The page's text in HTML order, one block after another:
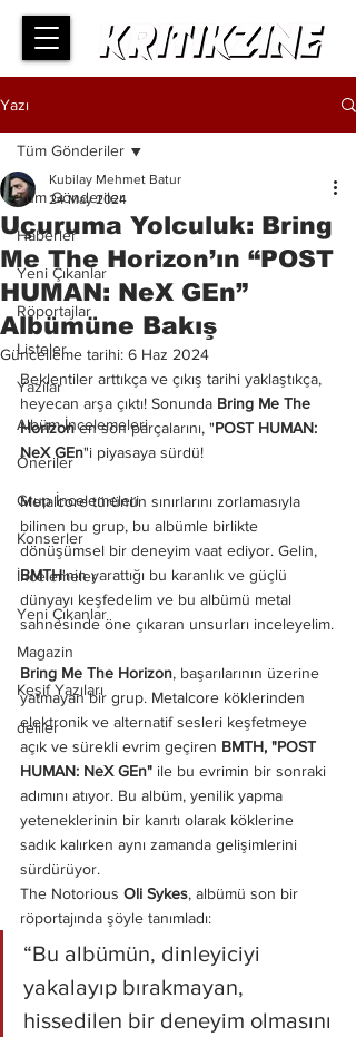
Yazı
Tüm Gönderiler
Haberler
Yeni Çıkanlar
Röportajlar
Listeler
Yazılar
Albüm İncelemeleri
Öneriler
Grup İncelemeleri
Konserler
İncelemeler
Yeni Çıkanlar
Magazin
Keşif Yazıları
deliler
Tüm Gönderiler
Uçuruma Yolculuk: Bring
Me The Horizon’ın “POST
HUMAN: NeX GEn”
Albümüne Bakış
Kubilay Mehmet Batur
24 May 2024
Güncelleme tarihi: 6 Haz 2024
Beklentiler arttıkça ve çıkış tarihi yaklaştıkça,
heyecan arşa çıktı! Sonunda Bring Me The
Horizon en son parçalarını, "POST HUMAN:
NeX GEn"i piyasaya sürdü!
Metalcore türünün sınırlarını zorlamasıyla
bilinen bu grup, bu albümle birlikte
dönüşümsel bir deneyim vaat ediyor. Gelin,
BMTH'nin yarattığı bu karanlık ve güçlü
dünyayı keşfedelim ve bu albümü metal
sahnesinde öne çıkaran unsurları inceleyelim.
Bring Me The Horizon, başarılarının üzerine
yatmayan bir grup. Metalcore köklerinden
elektronik ve alternatif sesleri keşfetmeye
açık ve sürekli evrim geçiren BMTH, "POST
HUMAN: NeX GEn" ile bu evrimin bir sonraki
adımını atıyor. Bu albüm, yenilik yapma
yeteneklerinin bir kanıtı olarak köklerine
sadık kalırken aynı zamanda gelişimlerini
sürdürüyor.
The Notorious Oli Sykes, albümü son bir
röportajında şöyle tanımladı:
“Bu albümün, dinleyiciyi
yakalayıp bırakmayan,
hissedilen bir deneyim olmasını